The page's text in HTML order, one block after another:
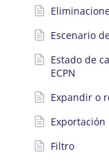
Escenario
Estado de
ECPN
Expandir o
Exportación
Filtro